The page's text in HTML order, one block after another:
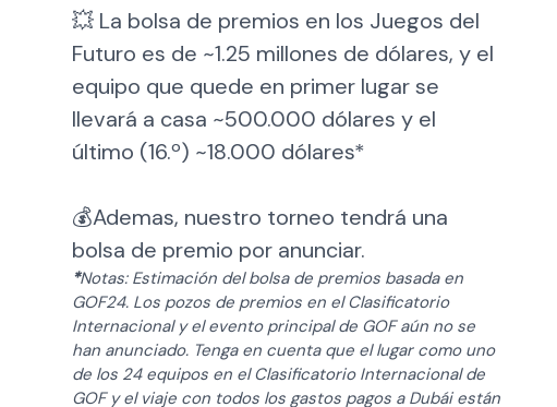
💥 La bolsa de premios en los Juegos del
Futuro es de ~1.25 millones de dólares, y el
equipo que quede en primer lugar se
llevará a casa ~500.000 dólares y el
último (16.º) ~18.000 dólares*
💰Ademas, nuestro torneo tendrá una
bolsa de premio por anunciar.
*Notas: Estimación del bolsa de premios basada en
GOF24. Los pozos de premios en el Clasificatorio
Internacional y el evento principal de GOF aún no se
han anunciado. Tenga en cuenta que el lugar como uno
de los 24 equipos en el Clasificatorio Internacional de
GOF y el viaje con todos los gastos pagos a Dubái están